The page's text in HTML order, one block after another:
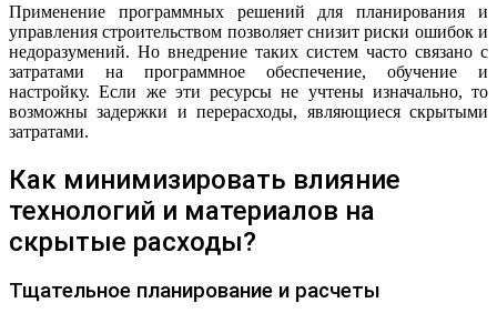
Применение программных решений для планирования и
управления строительством позволяет снизит риски ошибок и
недоразумений. Но внедрение таких систем часто связано с
затратами на программное обеспечение, обучение и
настройку. Если же эти ресурсы не учтены изначально, то
возможны задержки и перерасходы, являющиеся скрытыми
затратами.
Как минимизировать влияние
технологий и материалов на
скрытые расходы?
Тщательное планирование и расчеты